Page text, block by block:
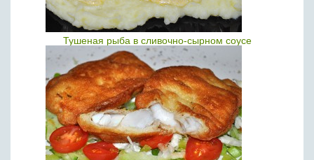
Тушеная рыба в сливочно-сырном соусе